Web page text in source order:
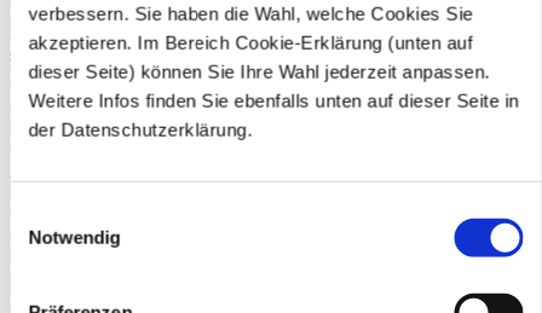
verbessern. Sie haben die Wahl, welche Cookies Sie
akzeptieren. Im Bereich Cookie-Erklärung (unten auf
dieser Seite) können Sie Ihre Wahl jederzeit anpassen.
Weitere Infos finden Sie ebenfalls unten auf dieser Seite in
der Datenschutzerklärung.
Einwilligungsauswahl
Notwendig
Neben den bekannten und bewährten chirotherapeutischen
Maßnahmen erlaubt die Atlastherapie nach Arlen, auch Krankheiten
sehr effektiv und gefahrlos zu behandeln, die bisher der
Manualtherapie nicht zugänglich waren.
Häufige Behandlungsindikationen sind Kopf- und
Nackenbeschwerden, Migräne, halswirbelsäulenbedingter
Kindern und Erwachsenen, Störungen der Muskelspannung sowie
Konzentrations- und Entwicklungsstörungen bei Kindern.
Die Atlastherapie ist eine manipulative Reflextherapie an den
Kopfgelenken, dem Übergang zwischen Kopf und erstem
Halswirbel, dem Atlaswirbel. Sie ist eine sehr anspruchsvolle